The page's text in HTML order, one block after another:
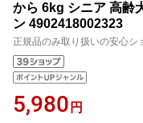
から 6kg シニア 高齢
ン 4902418002323
正規品のみ取り扱いの安心シ
5,980 円